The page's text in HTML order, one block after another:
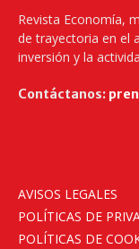
Revista Economía,
de trayectoria en el
inversión y la
Contáctanos:
AVISOS LEGALES
POLÍTICAS DE
POLÍTICAS DE